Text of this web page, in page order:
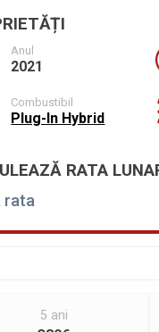
Anul
2021
Combustibil
Plug-In Hybrid
RATA
rata
5 ani